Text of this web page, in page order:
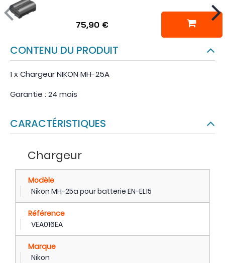
75,90 €
CONTENU DU PRODUIT
1 x Chargeur NIKON MH-25A
Garantie : 24 mois
CARACTÉRISTIQUES
Chargeur
Modèle
Nikon MH-25a pour batterie EN-EL15
Référence
VEA016EA
Marque
Nikon